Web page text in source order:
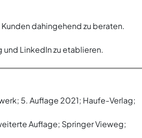
dahingehend zu beraten.
und LinkedIn zu etablieren.
5. Auflage 2021; Haufe-Verlag;
Auflage; Springer Vieweg;